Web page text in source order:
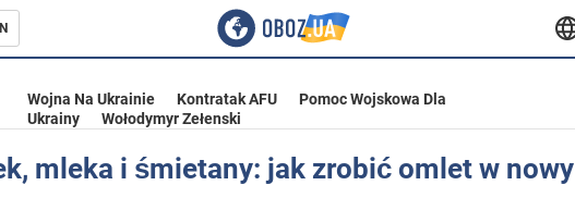
Wojna Na Ukrainie Kontratak AFU
Pomoc Wojskowa Dla
Ukrainy
Wołodymyr Zełenski
mleka i śmietany: jak zrobić omlet w nowy